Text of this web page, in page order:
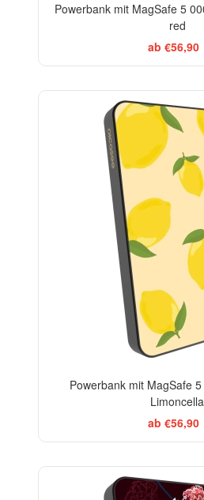
Powerbank mit MagSafe 5
red
ab €56,90
Powerbank mit MagSafe
Limoncella
ab €56,90